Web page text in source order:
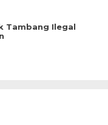
Tambang Ilegal